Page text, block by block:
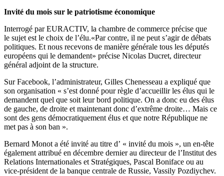
Invité du mois sur le patriotisme économique
Interrogé par EURACTIV, la chambre de commerce précise que
le sujet est le choix de l’élu.«Par contre, il ne peut s’agir de débats
politiques. Et nous recevons de manière générale tous les députés
européens qui le demandent» précise Nicolas Ducret, directeur
général adjoint de la structure.
Sur Facebook, l’administrateur, Gilles Chenesseau a expliqué que
son organisation « s’est donné pour règle d’accueillir les élus qui le
demandent quel que soit leur bord politique. On a donc eu des élus
de gauche, de droite et maintenant donc d’extrême droite… Mais ce
sont des gens démocratiquement élus et que notre République ne
met pas à son ban ».
Bernard Monot a été invité au titre d’ « invité du mois », un en-tête
également attribué en décembre dernier au directeur de l’Institut des
Relations Internationales et Stratégiques, Pascal Boniface ou au
vice-président de la banque centrale de Russie, Vassily Pozdiychev.